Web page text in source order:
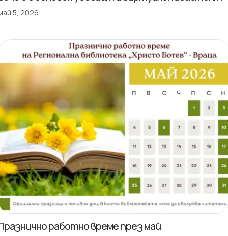
5, 2026
работно време през май